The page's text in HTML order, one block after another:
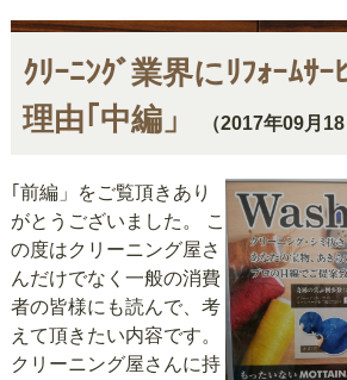
ｸﾘｰﾆﾝｸﾞ業界にﾘﾌｫｰﾑｻ
理由｢中編」
（2017年09月18
｢前編」をご覧頂きあり
がとうございました。 こ
の度はクリーニング屋さ
んだけでなく一般の消費
者の皆様にも読んで、考
えて頂きたい内容です。
クリーニング屋さんに持